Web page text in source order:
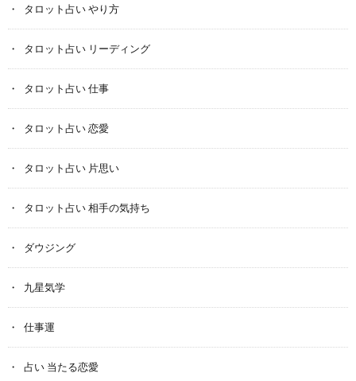
タロット占い やり方
タロット占い リーディング
タロット占い 仕事
タロット占い 恋愛
タロット占い 片思い
タロット占い 相手の気持ち
ダウジング
九星気学
仕事運
占い 当たる恋愛